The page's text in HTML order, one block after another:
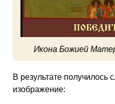
Икона Божией
В результате
изображение: